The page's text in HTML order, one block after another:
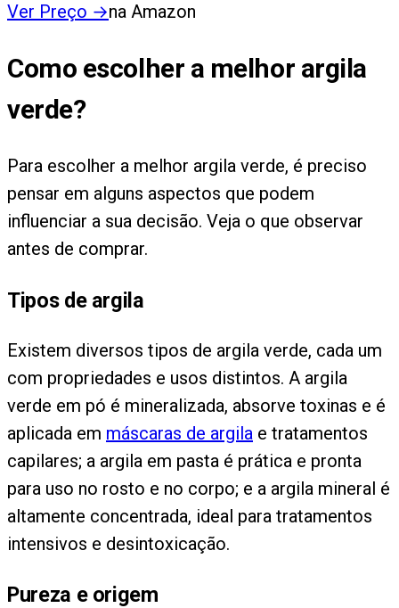
Ver Preço →na Amazon
Como escolher a melhor argila
verde?
Para escolher a melhor argila verde, é preciso
pensar em alguns aspectos que podem
influenciar a sua decisão. Veja o que observar
antes de comprar.
Tipos de argila
Existem diversos tipos de argila verde, cada um
com propriedades e usos distintos. A argila
verde em pó é mineralizada, absorve toxinas e é
aplicada em máscaras de argila e tratamentos
capilares; a argila em pasta é prática e pronta
para uso no rosto e no corpo; e a argila mineral é
altamente concentrada, ideal para tratamentos
intensivos e desintoxicação.
Pureza e origem